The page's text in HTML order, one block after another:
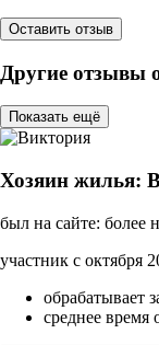
Оставить отзыв
Другие отзывы
Показать ещё
Хозяин жилья:
был на сайте: более
участник с октября
обрабатывает
среднее время